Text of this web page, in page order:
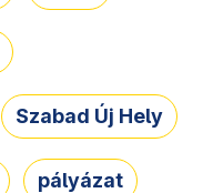
Szabad Új Hely
pályázat